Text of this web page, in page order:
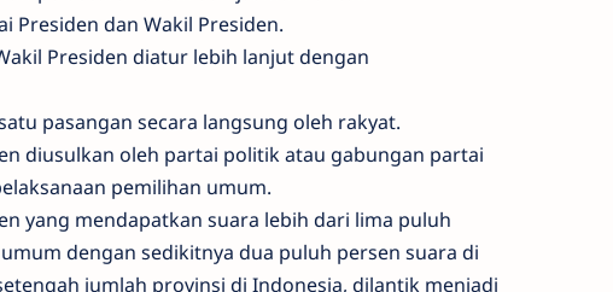
Presiden dan Wakil Presiden.
Presiden diatur lebih lanjut dengan
pasangan secara langsung oleh rakyat.
diusulkan oleh partai politik atau gabungan partai
pemilihan umum.
yang mendapatkan suara lebih dari lima puluh
dengan sedikitnya dua puluh persen suara di
jumlah provinsi di Indonesia, dilantik menjadi